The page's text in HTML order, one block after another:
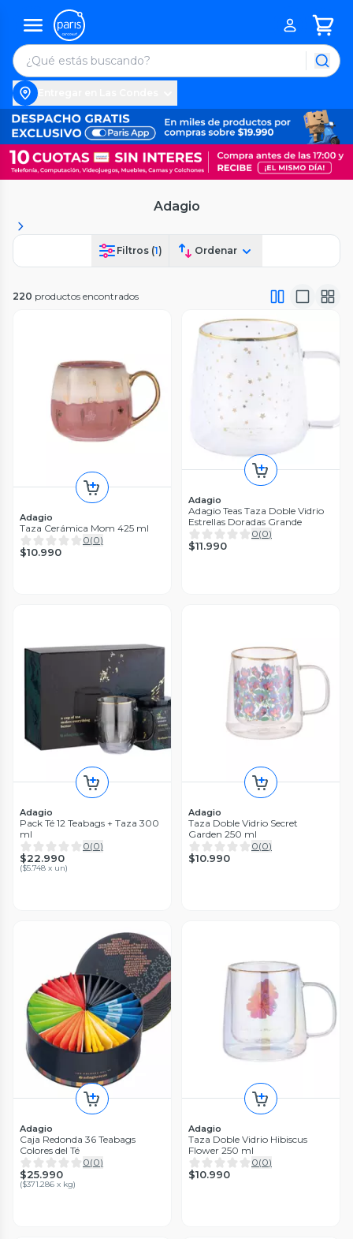
Adagio
Filtros (1) Ordenar
220 productos encontrados
Adagio
Taza Cerámica Mom 425 ml
0(0)
$10.990
Adagio
Adagio Teas Taza Doble Vidrio
Estrellas Doradas Grande
0(0)
$11.990
Adagio
Pack Té 12 Teabags + Taza 300
ml
0(0)
$22.990
($5.748 x un)
Adagio
Taza Doble Vidrio Secret
Garden 250 ml
0(0)
$10.990
Adagio
Caja Redonda 36 Teabags
Colores del Té
0(0)
$25.990
($371.286 x kg)
Adagio
Taza Doble Vidrio Hibiscus
Flower 250 ml
0(0)
$10.990